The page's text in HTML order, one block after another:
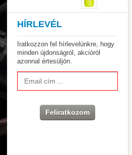
HÍRLEVÉL
Iratkozzon fel hírlevelünkre, hogy
minden újdonságról, akcióról
azonnal értesüljön.
Feliratkozom